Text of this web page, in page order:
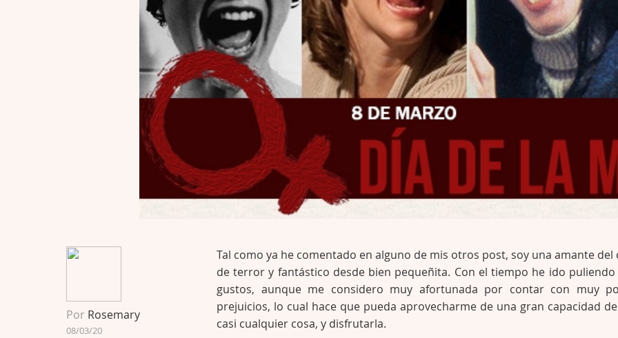
Tal como ya he comentado en alguno de mis otros post, soy una amante del
de terror y fantástico desde bien pequeñita. Con el tiempo he ido puliendo
gustos, aunque me considero muy afortunada por contar con muy
prejuicios, lo cual hace que pueda aprovecharme de una gran capacidad
casi cualquier cosa, y disfrutarla.
Por Rosemary
08/03/20